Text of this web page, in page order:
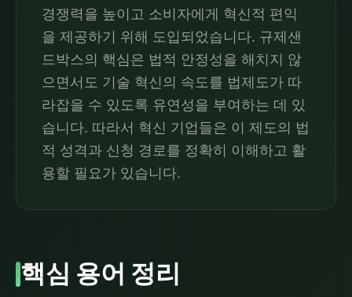
경쟁력을 높이고 소비자에게 혁신적 편익
을 제공하기 위해 도입되었습니다. 규제샌
드박스의 핵심은 법적 안정성을 해치지 않
으면서도 기술 혁신의 속도를 법제도가 따
라잡을 수 있도록 유연성을 부여하는 데 있
습니다. 따라서 혁신 기업들은 이 제도의 법
적 성격과 신청 경로를 정확히 이해하고 활
용할 필요가 있습니다.
핵심 용어 정리